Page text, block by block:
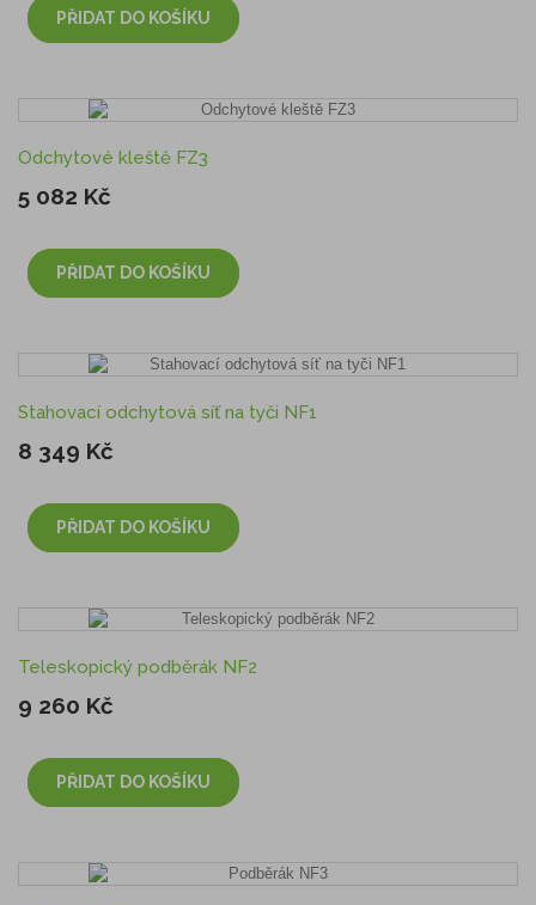
PŘIDAT DO KOŠÍKU
Odchytové kleště FZ3
5 082 Kč
PŘIDAT DO KOŠÍKU
Stahovací odchytová síť na tyči NF1
8 349 Kč
PŘIDAT DO KOŠÍKU
Teleskopický podběrák NF2
9 260 Kč
PŘIDAT DO KOŠÍKU